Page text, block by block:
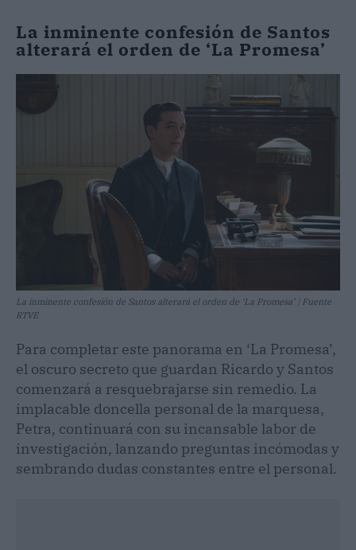
La inminente confesión de Santos
alterará el orden de ‘La Promesa’
La inminente confesión de Santos alterará el orden de ‘La Promesa’ | Fuente
RTVE
Para completar este panorama en ‘La Promesa’,
el oscuro secreto que guardan Ricardo y Santos
comenzará a resquebrajarse sin remedio. La
implacable doncella personal de la marquesa,
Petra, continuará con su incansable labor de
investigación, lanzando preguntas incómodas y
sembrando dudas constantes entre el personal.